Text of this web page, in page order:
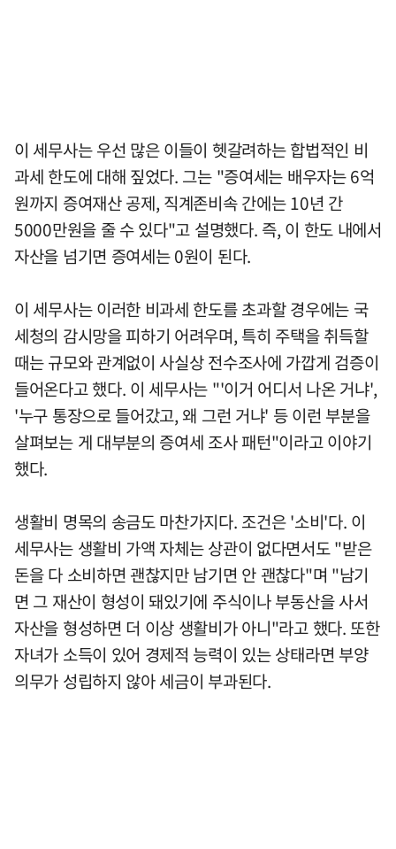
이 세무사는 우선 많은 이들이 헷갈려하는 합법적인 비
과세 한도에 대해 짚었다. 그는 "증여세는 배우자는 6억
원까지 증여재산 공제, 직계존비속 간에는 10년 간
5000만원을 줄 수 있다"고 설명했다. 즉, 이 한도 내에서
자산을 넘기면 증여세는 0원이 된다.
이 세무사는 이러한 비과세 한도를 초과할 경우에는 국
세청의 감시망을 피하기 어려우며, 특히 주택을 취득할
때는 규모와 관계없이 사실상 전수조사에 가깝게 검증이
들어온다고 했다. 이 세무사는 "'이거 어디서 나온 거냐',
'누구 통장으로 들어갔고, 왜 그런 거냐' 등 이런 부분을
살펴보는 게 대부분의 증여세 조사 패턴"이라고 이야기
했다.
생활비 명목의 송금도 마찬가지다. 조건은 '소비'다. 이
세무사는 생활비 가액 자체는 상관이 없다면서도 "받은
돈을 다 소비하면 괜찮지만 남기면 안 괜찮다"며 "남기
면 그 재산이 형성이 돼있기에 주식이나 부동산을 사서
자산을 형성하면 더 이상 생활비가 아니"라고 했다. 또한
자녀가 소득이 있어 경제적 능력이 있는 상태라면 부양
의무가 성립하지 않아 세금이 부과된다.